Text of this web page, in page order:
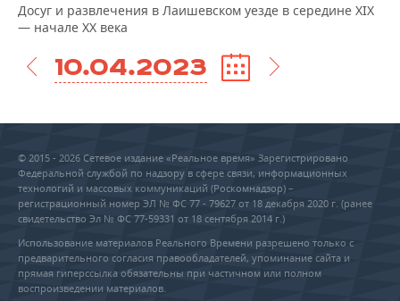
Досуг и развлечения в Лаишевском уезде в середине XIX
— начале XX века
10.04.2023
© 2015 - 2026 Сетевое издание «Реальное время» Зарегистрировано
Федеральной службой по надзору в сфере связи, информационных
технологий и массовых коммуникаций (Роскомнадзор) –
регистрационный номер ЭЛ № ФС 77 - 79627 от 18 декабря 2020 г. (ранее
свидетельство Эл № ФС 77-59331 от 18 сентября 2014 г.)
Использование материалов Реального Времени разрешено только с
предварительного согласия правообладателей, упоминание сайта и
прямая гиперссылка обязательны при частичном или полном
воспроизведении материалов.